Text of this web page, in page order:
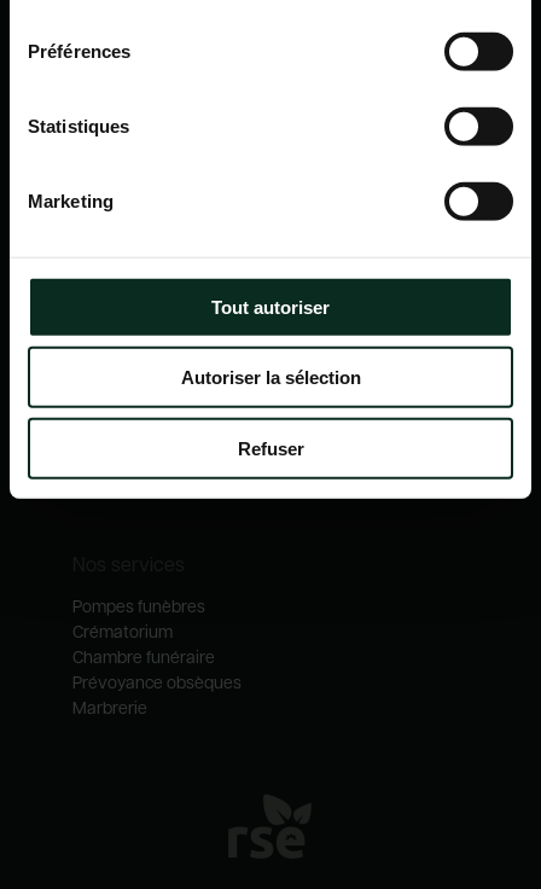
Préférences
Statistiques
Marketing
Tout autoriser
Autoriser la sélection
Refuser
P.F.C.A Pompes Funèbres des Communes Associées
Itinéraire
Navigation
Qui sommes-nous ?
Notre catalogue
Nos métiers
Pompes funèbres
Crématorium
Chambre funéraire
Prévoyance obsèques
Marbrerie